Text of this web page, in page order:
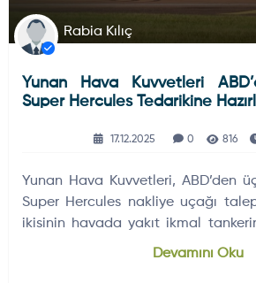
Rabia Kılıç
Yunan Hava Kuvvetleri
Super Hercules Tedarikine
17.12.2025 0 816
Yunan Hava Kuvvetleri, ABD’den
Super Hercules nakliye uçağı
ikisinin havada yakıt ikmal
Devamını Oku